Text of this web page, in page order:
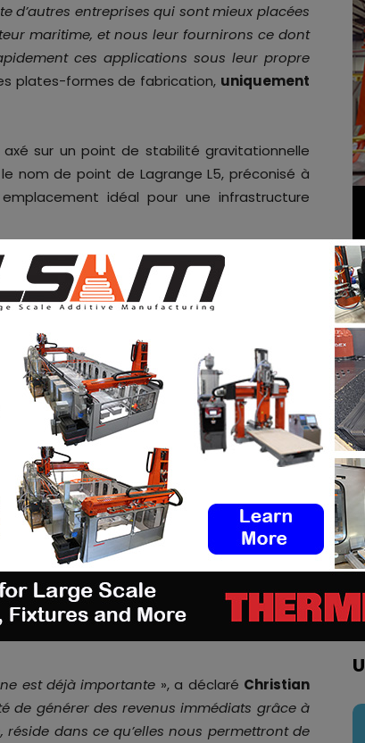
d’autres entreprises qui sont mieux placées
maritime, et nous leur fournirons ce dont
ces applications sous leur propre
plates-formes de fabrication, uniquement
axé sur un point de stabilité gravitationnelle
nom de point de Lagrange L5, préconisé à
idéal pour une infrastructure
que la société élabore depuis cinq ans,
autonomes autour de la lune dans le
injecter en orbite autour de L5, où ils
Ces engins spatiaux, dont la masse
utile grâce à l’utilisation d’une grande
chacun des dizaines de véhicules plus
la construction d’une grande station
servira de dépôt de propergol, mais des
capacités à la production d’énergie et au
est destinée à maintenir pour toujours
du carburant pour maintenir la position, et
directe. LaRosa a cité ce plan comme le
processus de fabrication en fonction de
d’induction précédentes – bien plus
LaRosa a également déclaré que la
pour la production de la conception du
est déjà importante », a déclaré Christian
de générer des revenus immédiats grâce à
dans ce qu’elles nous permettront de